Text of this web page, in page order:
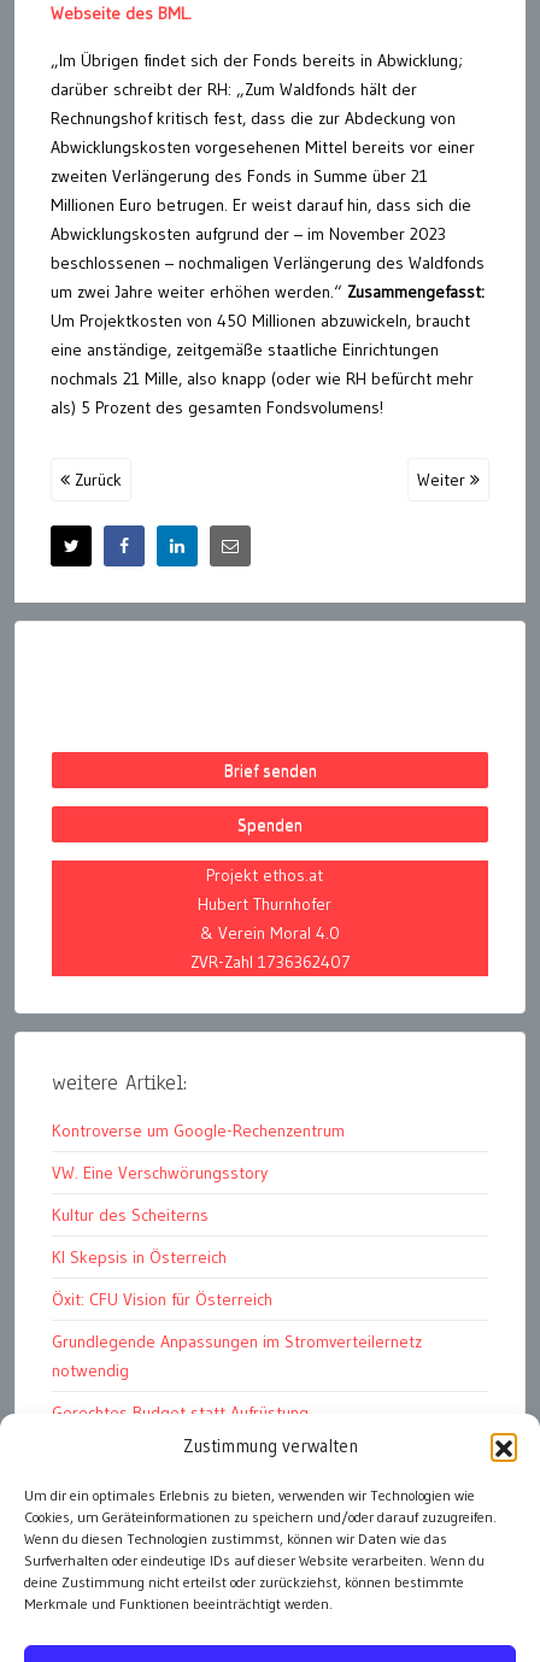
Zustimmung verwalten
Um dir ein optimales Erlebnis zu bieten, verwenden wir Technologien wie
Cookies, um Geräteinformationen zu speichern und/oder darauf zuzugreifen.
Wenn du diesen Technologien zustimmst, können wir Daten wie das
Surfverhalten oder eindeutige IDs auf dieser Website verarbeiten. Wenn du
deine Zustimmung nicht erteilst oder zurückziehst, können bestimmte
Merkmale und Funktionen beeinträchtigt werden.
Webseite des BML.
„Im Übrigen findet sich der Fonds bereits in Abwicklung;
darüber schreibt der RH: „Zum Waldfonds hält der
Rechnungshof kritisch fest, dass die zur Abdeckung von
Abwicklungskosten vorgesehenen Mittel bereits vor einer
zweiten Verlängerung des Fonds in Summe über 21
Millionen Euro betrugen. Er weist darauf hin, dass sich die
Abwicklungskosten aufgrund der – im November 2023
beschlossenen – nochmaligen Verlängerung des Waldfonds
um zwei Jahre weiter erhöhen werden.“ Zusammengefasst:
Um Projektkosten von 450 Millionen abzuwickeln, braucht
eine anständige, zeitgemäße staatliche Einrichtungen
nochmals 21 Mille, also knapp (oder wie RH befürcht mehr
als) 5 Prozent des gesamten Fondsvolumens!
Zurück Weiter
Brief senden
Spenden
Projekt ethos.at
Hubert Thurnhofer
& Verein Moral 4.0
ZVR-Zahl 1736362407
weitere Artikel:
Kontroverse um Google-Rechenzentrum
VW. Eine Verschwörungsstory
Kultur des Scheiterns
KI Skepsis in Österreich
Öxit: CFU Vision für Österreich
Grundlegende Anpassungen im Stromverteilernetz
notwendig
Gerechtes Budget statt Aufrüstung
Petition: E-Dienstwagen
Das Kapitalismustribunal
Bundesschatz für „öffentliche Einheiten“